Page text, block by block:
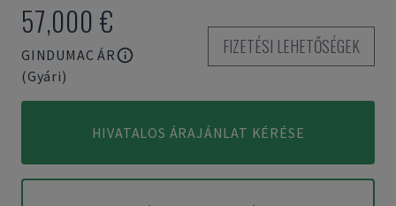
57,000 €
GINDUMAC ÁR
(Gyári)
FIZETÉSI LEHETŐSÉGEK
HIVATALOS ÁRAJÁNLAT KÉRÉSE